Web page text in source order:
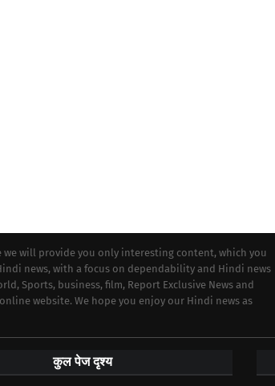
we will provide you only interesting content, which you
news, with a focus on dependability and Hindi news
Sports, business, film, Report Exclusive News and
website. We hope you enjoy our Hindi news as
कुल पेज दृश्य